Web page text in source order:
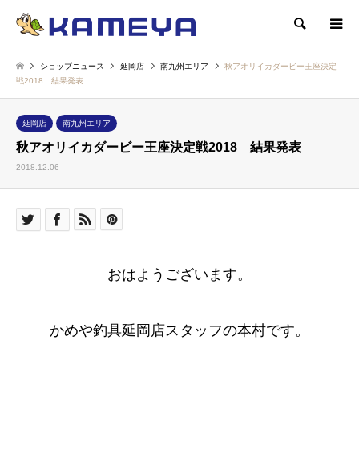
検索
ショップニュース 延岡店 南九州エリア
秋アオリイカダービー王座決定
戦2018 結果発表
延岡店 南九州エリア
秋アオリイカダービー王座決定戦2018 結果発表
2018.12.06
おはようございます。
かめや釣具延岡店スタッフの本村です。